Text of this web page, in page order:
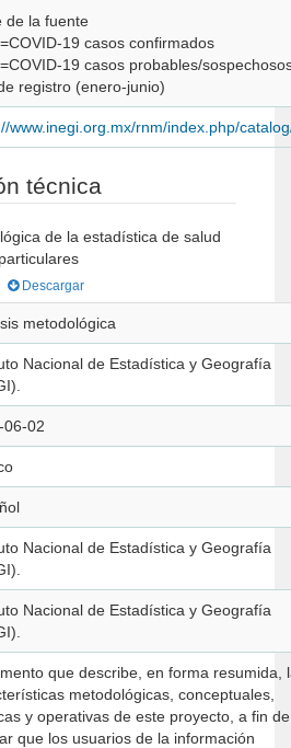
de la fuente
19 casos confirmados
19 casos probables/
registro (enero-junio)
www.inegi.org.mx/rnm/index.php/
técnica
Descargar
metodológica
Nacional de Estadística y Geografía
06-02
Nacional de Estadística y Geografía
Nacional de Estadística y Geografía
que describe, en forma resumida,
metodológicas, conceptuales,
y operativas de este proyecto, a fin de
que los usuarios de la información